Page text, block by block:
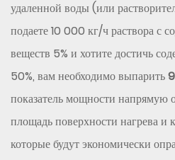
удаленной воды (или
подаете 10 000 кг/ч раствора с
веществ 5% и хотите достичь
50%, вам необходимо выпарить
показатель мощности напрямую
площадь поверхности нагрева и
которые будут экономически